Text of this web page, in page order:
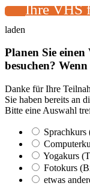
Ihre VHS
laden
Planen Sie
besuchen?
Danke für Ihre
Sie haben bereits an
Bitte eine Auswahl
Sprachkurs
Yogakurs
Fotokurs
etwas